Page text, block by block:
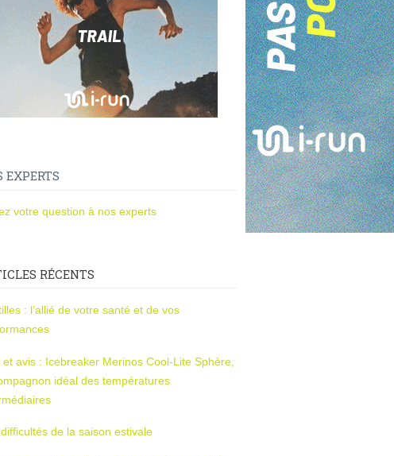
EXPERTS
votre question à nos experts
RÉCENTS
: l’allié de votre santé et de vos
et avis : Icebreaker Merinos Cool-Lite Sphère,
idéal des températures
de la saison estivale